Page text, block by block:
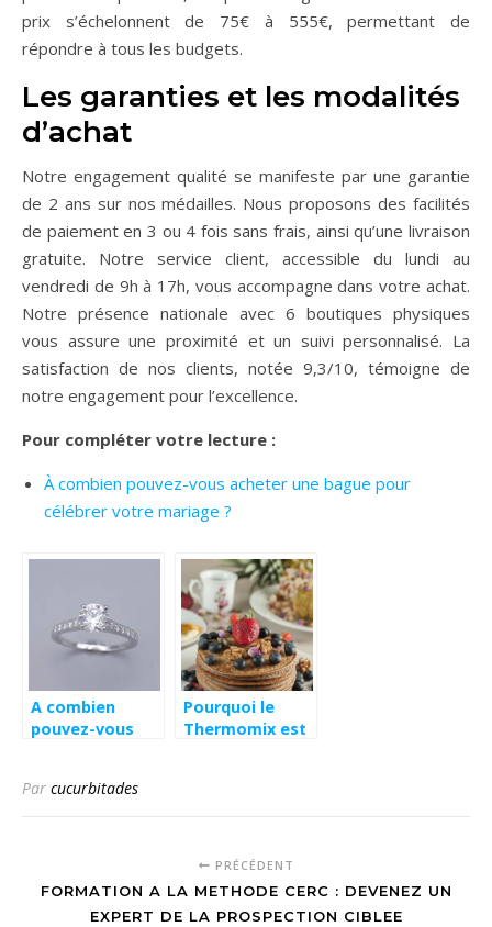
prix s’échelonnent de 75€ à 555€, permettant de
répondre à tous les budgets.
Les garanties et les modalités
d’achat
Notre engagement qualité se manifeste par une garantie
de 2 ans sur nos médailles. Nous proposons des facilités
de paiement en 3 ou 4 fois sans frais, ainsi qu’une livraison
gratuite. Notre service client, accessible du lundi au
vendredi de 9h à 17h, vous accompagne dans votre achat.
Notre présence nationale avec 6 boutiques physiques
vous assure une proximité et un suivi personnalisé. La
satisfaction de nos clients, notée 9,3/10, témoigne de
notre engagement pour l’excellence.
Pour compléter votre lecture :
À combien pouvez-vous acheter une bague pour
célébrer votre mariage ?
A combien
pouvez-vous
célébrer votre
Pourquoi le
Thermomix est
Par cucurbitades
PRÉCÉDENT
FORMATION A LA METHODE CERC : DEVENEZ UN
EXPERT DE LA PROSPECTION CIBLEE